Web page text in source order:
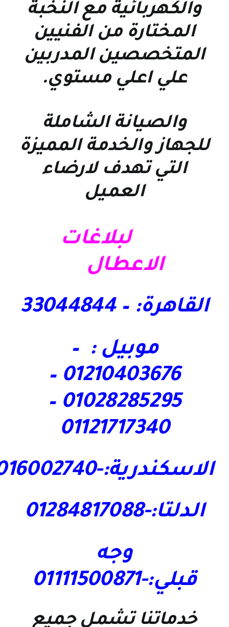
والكهربائية مع النخبة
المختارة من الفنيين
المتخصصين المدربين
علي اعلي مستوي.
والصيانة الشاملة
للجهاز والخدمة المميزة
التي تهدف لارضاء
العميل
لبلاغات
الاعطال
القاهرة: – 33044844
موبيل : –
01210403676 –
01028285295 –
01121717340
الاسكندرية:-01016002740
الدلتا:-01284817088
وجه
قبلي:-01111500871
خدماتنا تشمل جميع